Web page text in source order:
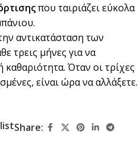
που ταιριάζει εύκολα
αντικατάσταση των
τρεις μήνες για να
καθαριότητα. Όταν οι τρίχες
είναι ώρα να αλλάξετε.
Share: